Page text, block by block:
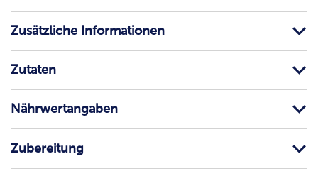
Zusätzliche Informationen
Zutaten
Nährwertangaben
Zubereitung